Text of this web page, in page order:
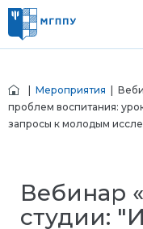
Мероприятия |
проблем воспитания:
запросы к молодым
Вебинар
студии: